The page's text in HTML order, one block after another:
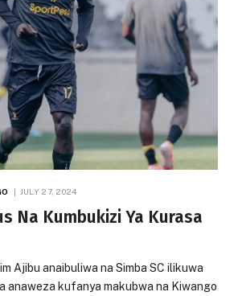
JULY 27, 2024
Na Kumbukizi Ya Kurasa
Ajibu anaibuliwa na Simba SC ilikuwa
anaweza kufanya makubwa na Kiwango